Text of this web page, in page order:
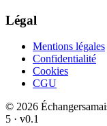
Légal
Mentions légales
Confidentialité
Cookies
CGU
© 2026
5 · v0.1